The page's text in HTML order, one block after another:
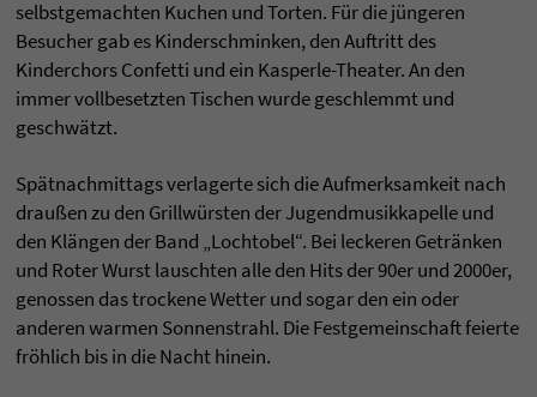
selbstgemachten Kuchen und Torten. Für die jüngeren
Besucher gab es Kinderschminken, den Auftritt des
Kinderchors Confetti und ein Kasperle-Theater. An den
immer vollbesetzten Tischen wurde geschlemmt und
geschwätzt.
Spätnachmittags verlagerte sich die Aufmerksamkeit nach
draußen zu den Grillwürsten der Jugendmusikkapelle und
den Klängen der Band „Lochtobel“. Bei leckeren Getränken
und Roter Wurst lauschten alle den Hits der 90er und 2000er,
genossen das trockene Wetter und sogar den ein oder
anderen warmen Sonnenstrahl. Die Festgemeinschaft feierte
fröhlich bis in die Nacht hinein.